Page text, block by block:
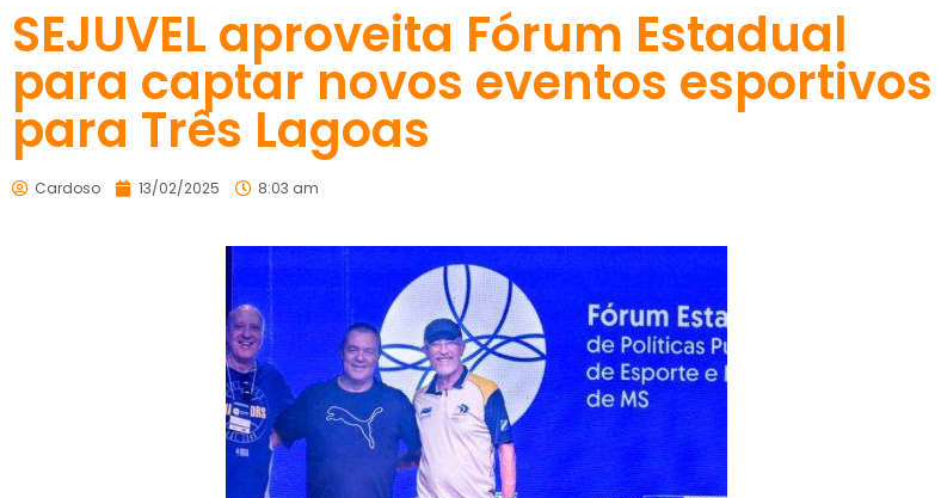
SEJUVEL aproveita Fórum Estadual
para captar novos eventos esportivos
para Três Lagoas
Cardoso 13/02/2025 8:03 am